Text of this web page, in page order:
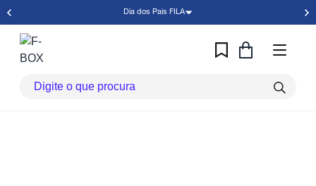
Dia dos Pais FILA